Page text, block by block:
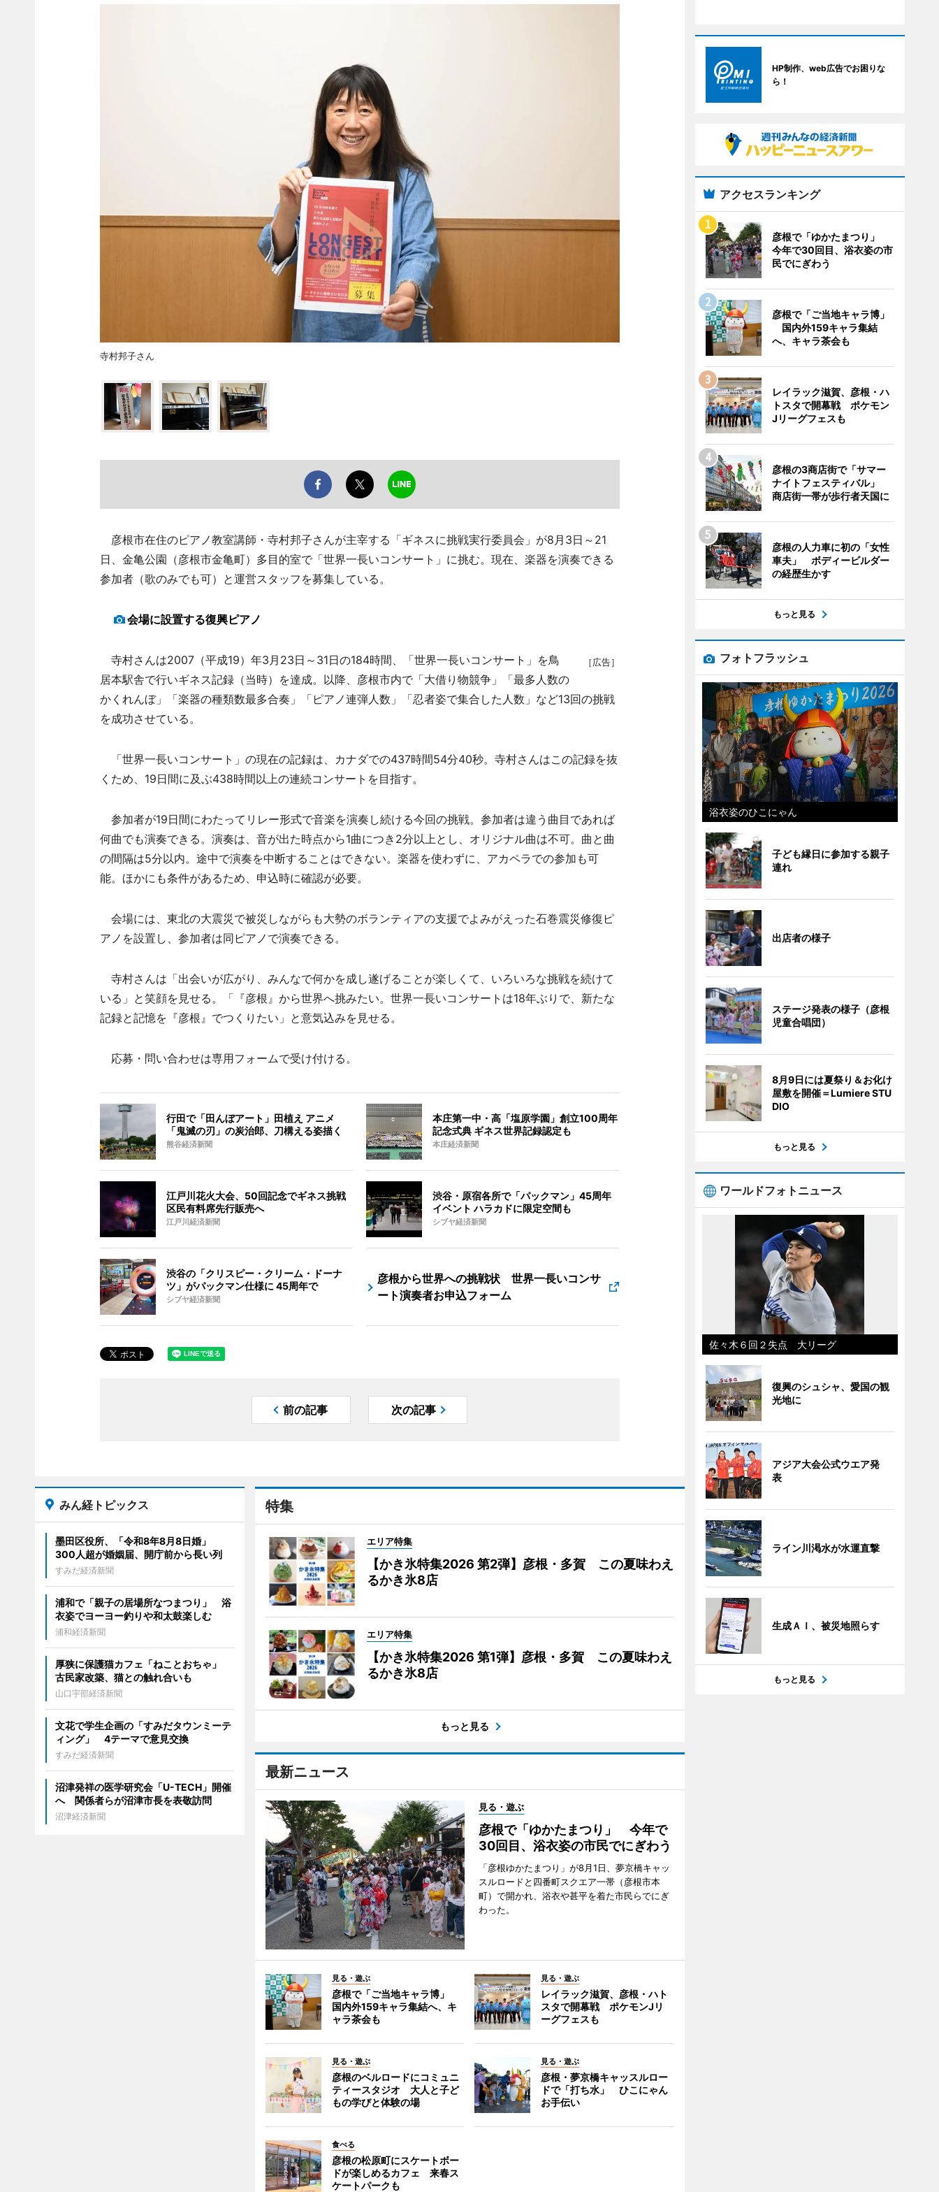
寺村邦子さん
彦根市在住のピアノ教室講師・寺村邦子さんが主宰する「ギネスに挑戦実行委員会」が8月3日～21
日、金亀公園（彦根市金亀町）多目的室で「世界一長いコンサート」に挑む。現在、楽器を演奏できる
参加者（歌のみでも可）と運営スタッフを募集している。
会場に設置する復興ピアノ
［広告］
寺村さんは2007（平成19）年3月23日～31日の184時間、「世界一長いコンサート」を鳥
居本駅舎で行いギネス記録（当時）を達成。以降、彦根市内で「大借り物競争」「最多人数の
かくれんぼ」「楽器の種類数最多合奏」「ピアノ連弾人数」「忍者姿で集合した人数」など13回の挑戦
を成功させている。
「世界一長いコンサート」の現在の記録は、カナダでの437時間54分40秒。寺村さんはこの記録を抜
くため、19日間に及ぶ438時間以上の連続コンサートを目指す。
参加者が19日間にわたってリレー形式で音楽を演奏し続ける今回の挑戦。参加者は違う曲目であれば
何曲でも演奏できる。演奏は、音が出た時点から1曲につき2分以上とし、オリジナル曲は不可。曲と曲
の間隔は5分以内。途中で演奏を中断することはできない。楽器を使わずに、アカペラでの参加も可
能。ほかにも条件があるため、申込時に確認が必要。
会場には、東北の大震災で被災しながらも大勢のボランティアの支援でよみがえった石巻震災修復ピ
アノを設置し、参加者は同ピアノで演奏できる。
寺村さんは「出会いが広がり、みんなで何かを成し遂げることが楽しくて、いろいろな挑戦を続けて
いる」と笑顔を見せる。「『彦根』から世界へ挑みたい。世界一長いコンサートは18年ぶりで、新たな
記録と記憶を『彦根』でつくりたい」と意気込みを見せる。
応募・問い合わせは専用フォームで受け付ける。
行田で「田んぼアート」田植え アニメ
「鬼滅の刃」の炭治郎、刀構える姿描く
熊谷経済新聞
本庄第一中・高「塩原学園」創立100周年
記念式典 ギネス世界記録認定も
本庄経済新聞
江戸川花火大会、50回記念でギネス挑戦
区民有料席先行販売へ
江戸川経済新聞
渋谷・原宿各所で「パックマン」45周年
イベント ハラカドに限定空間も
シブヤ経済新聞
渋谷の「クリスピー・クリーム・ドーナ
ツ」がパックマン仕様に 45周年で
シブヤ経済新聞
彦根から世界への挑戦状 世界一長いコンサ
ート演奏者お申込フォーム
前の記事 次の記事
特集
エリア特集
【かき氷特集2026 第2弾】彦根・多賀 この夏味わえ
るかき氷8店
エリア特集
【かき氷特集2026 第1弾】彦根・多賀 この夏味わえ
るかき氷8店
もっと見る
最新ニュース
見る・遊ぶ
彦根で「ゆかたまつり」 今年で
30回目、浴衣姿の市民でにぎわう
「彦根ゆかたまつり」が8月1日、夢京橋キャッ
スルロードと四番町スクエア一帯（彦根市本
町）で開かれ、浴衣や甚平を着た市民らでにぎ
わった。
見る・遊ぶ
彦根で「ご当地キャラ博」
国内外159キャラ集結へ、キ
ャラ茶会も
見る・遊ぶ
レイラック滋賀、彦根・ハト
スタで開幕戦 ポケモンJリ
ーグフェスも
見る・遊ぶ
彦根のベルロードにコミュニ
ティースタジオ 大人と子ど
もの学びと体験の場
見る・遊ぶ
彦根・夢京橋キャッスルロー
ドで「打ち水」 ひこにゃん
お手伝い
食べる
彦根の松原町にスケートボー
ドが楽しめるカフェ 来春ス
ケートパークも
みん経トピックス
墨田区役所、「令和8年8月8日婚」
300人超が婚姻届、開庁前から長い列
すみだ経済新聞
浦和で「親子の居場所なつまつり」 浴
衣姿でヨーヨー釣りや和太鼓楽しむ
浦和経済新聞
厚狭に保護猫カフェ「ねことおちゃ」
古民家改築、猫との触れ合いも
山口宇部経済新聞
文花で学生企画の「すみだタウンミーテ
ィング」 4テーマで意見交換
すみだ経済新聞
沼津発祥の医学研究会「U-TECH」開催
へ 関係者らが沼津市長を表敬訪問
沼津経済新聞
HP制作、web広告でお困りな
ら！
アクセスランキング
彦根で「ゆかたまつり」
今年で30回目、浴衣姿の市
民でにぎわう
彦根で「ご当地キャラ博」
国内外159キャラ集結
へ、キャラ茶会も
レイラック滋賀、彦根・ハ
トスタで開幕戦 ポケモン
Jリーグフェスも
彦根の3商店街で「サマー
ナイトフェスティバル」
商店街一帯が歩行者天国に
彦根の人力車に初の「女性
車夫」 ボディービルダー
の経歴生かす
もっと見る
フォトフラッシュ
浴衣姿のひこにゃん
子ども縁日に参加する親子
連れ
出店者の様子
ステージ発表の様子（彦根
児童合唱団）
8月9日には夏祭り＆お化け
屋敷を開催＝Lumiere STU
DIO
もっと見る
ワールドフォトニュース
佐々木６回２失点 大リーグ
復興のシュシャ、愛国の観
光地に
アジア大会公式ウエア発
表
ライン川渇水が水運直撃
生成ＡＩ、被災地照らす
もっと見る